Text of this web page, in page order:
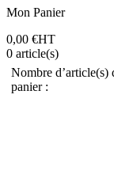
Mon Panier
0,00 €HT
0 article(s)
Nombre d’article(s)
panier :